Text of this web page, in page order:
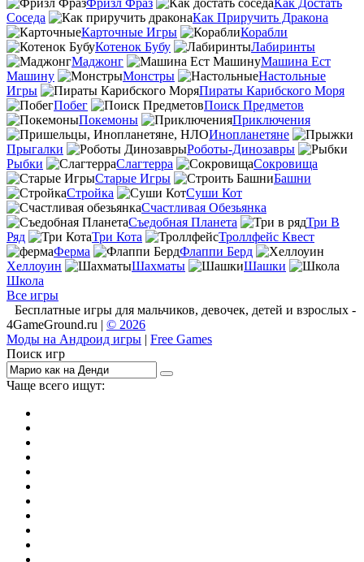
Фризл Фраз
Как Достать
Соседа
Как Приручить Дракона
Карточные Игры
Корабли
Котенок Бубу
Лабиринты
Маджонг
Машина Ест
Машину
Монстры
Настольные
Игры
Пираты Карибского Моря
Побег
Поиск Предметов
Покемоны
Приключения
Инопланетяне
Прыгалки
Роботы-Динозавры
Рыбки
Слагтерра
Сокровища
Старые Игры
Башни
Стройка
Суши Кот
Счастливая Обезьянка
Съедобная Планета
Три В
Ряд
Три Кота
Троллфейс Квест
Ферма
Флаппи Берд
Хеллоуин
Шахматы
Шашки
Школа
Все игры
Бесплатные игры для мальчиков, девочек, детей и взрослых -
4GameGround.ru | © 2026
Моды на Андроид игры | Free Games
Поиск игр
Чаще всего ищут: